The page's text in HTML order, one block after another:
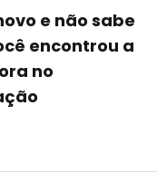
e não sabe
encontrou a
no